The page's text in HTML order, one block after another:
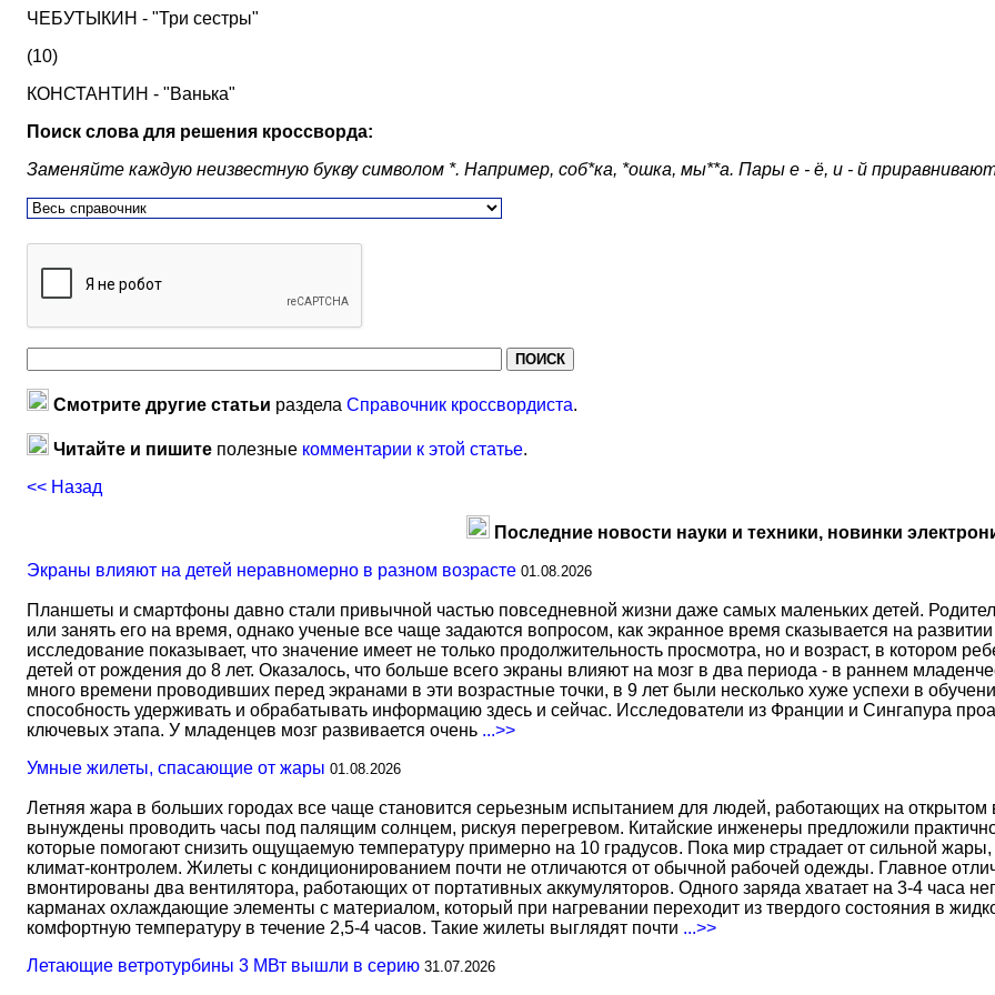
ЧЕБУТЫКИН - "Три сестры"
(10)
КОНСТАНТИН - "Ванька"
Поиск слова для решения кроссворда:
Заменяйте каждую неизвестную букву символом *. Например, соб*ка, *ошка, мы**а. Пары е - ё, и - й
Смотрите другие статьи раздела Справочник кроссвордиста.
Читайте и пишите полезные комментарии к этой статье.
<< Назад
Последние новости науки и техники, новинки
Экраны влияют на детей неравномерно в разном возрасте 01.08.2026
Планшеты и смартфоны давно стали привычной частью повседневной жизни даже самых маленьких детей.
или занять его на время, однако ученые все чаще задаются вопросом, как экранное время сказывается на
исследование показывает, что значение имеет не только продолжительность просмотра, но и возраст, в котором
детей от рождения до 8 лет. Оказалось, что больше всего экраны влияют на мозг в два периода - в раннем
много времени проводивших перед экранами в эти возрастные точки, в 9 лет были несколько хуже успехи в
способность удерживать и обрабатывать информацию здесь и сейчас. Исследователи из Франции и Сингапура
ключевых этапа. У младенцев мозг развивается очень ...>>
Умные жилеты, спасающие от жары 01.08.2026
Летняя жара в больших городах все чаще становится серьезным испытанием для людей, работающих на открытом
вынуждены проводить часы под палящим солнцем, рискуя перегревом. Китайские инженеры предложили
которые помогают снизить ощущаемую температуру примерно на 10 градусов. Пока мир страдает от сильной
климат-контролем. Жилеты с кондиционированием почти не отличаются от обычной рабочей одежды. Главное
вмонтированы два вентилятора, работающих от портативных аккумуляторов. Одного заряда хватает на 3-4 часа
карманах охлаждающие элементы с материалом, который при нагревании переходит из твердого состояния в
комфортную температуру в течение 2,5-4 часов. Такие жилеты выглядят почти ...>>
Летающие ветротурбины 3 МВт вышли в серию 31.07.2026